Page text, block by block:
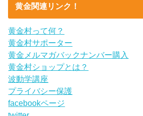
黄金関連リンク！
黄金村って何？
黄金村サポーター
黄金メルマガバックナンバー購入
黄金村ショップとは？
波動学講座
プライバシー保護
facebookページ